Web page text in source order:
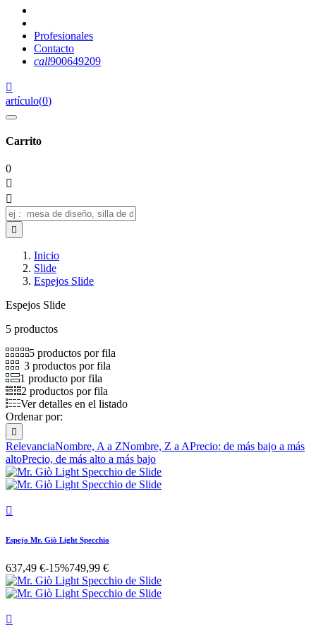
Profesionales
Contacto
call900649209

artículo(0)
Carrito
0



Inicio
Slide
Espejos Slide
Espejos Slide
5 productos
5 productos por fila
3 productos por fila
1 producto por fila
2 productos por fila
Ver detalles en el listado
Ordenar por:

RelevanciaNombre, A a ZNombre, Z a APrecio: de más bajo a más
altoPrecio, de más alto a más bajo

Espejo Mr. Giò Light Specchio
637,49 €-15%749,99 €
